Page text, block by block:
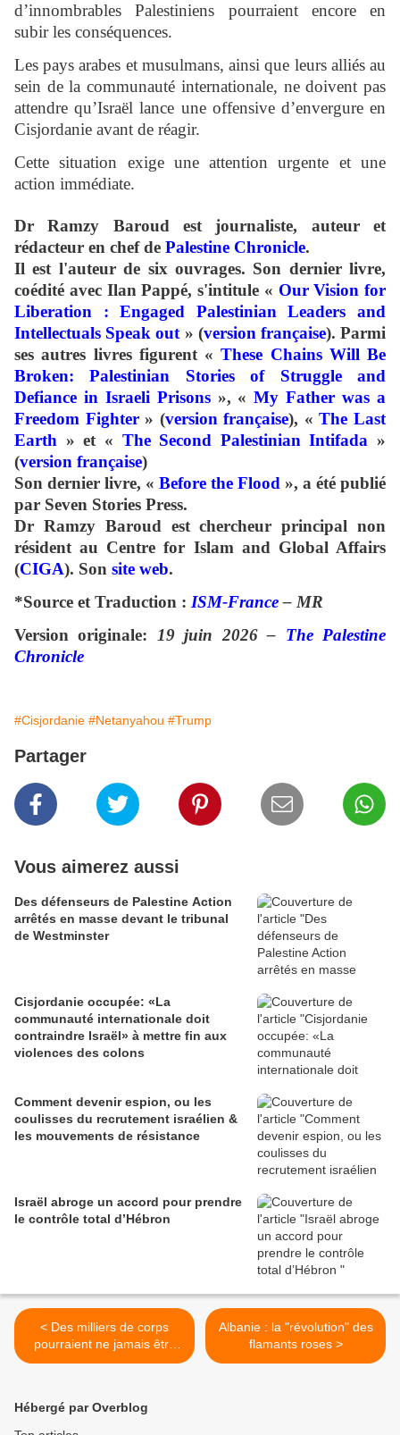
d’innombrables Palestiniens pourraient encore en
subir les conséquences.
Les pays arabes et musulmans, ainsi que leurs alliés au
sein de la communauté internationale, ne doivent pas
attendre qu’Israël lance une offensive d’envergure en
Cisjordanie avant de réagir.
Cette situation exige une attention urgente et une
action immédiate.
Dr Ramzy Baroud
est journaliste, auteur et
rédacteur en chef de Palestine Chronicle.
Il est l'auteur de six ouvrages. Son dernier livre,
coédité avec Ilan Pappé, s'intitule « Our Vision for
Liberation : Engaged Palestinian Leaders and
Intellectuals Speak out » (version française).Parmi
ses autres livres figurent «These Chains Will Be
Broken: Palestinian Stories of Struggle and
Defiance in Israeli Prisons», «My Father was a
Freedom Fighter» (version française), «The Last
Earth » et « The Second Palestinian Intifada »
(version française)
Son dernier livre, « Before the Flood », a été publié
par Seven Stories Press.
Dr Ramzy Baroud est chercheur principal non
résident au Centre for Islam and Global Affairs
(CIGA). Son site web.
*Source et Traduction : ISM-France– MR
Version originale: 19 juin 2026 – The Palestine
Chronicle
#Cisjordanie #Netanyahou #Trump
Partager
Vous aimerez aussi
Des défenseurs de Palestine Action
arrêtés en masse devant le tribunal
de Westminster
Cisjordanie occupée: «La
communauté internationale doit
contraindre Israël» à mettre fin aux
violences des colons
Comment devenir espion, ou les
coulisses du recrutement israélien &
les mouvements de résistance
Israël abroge un accord pour prendre
le contrôle total d’Hébron
< Des milliers de corps
pourraient ne jamais être
identifiés à Gaza, alerte la
Albanie : la "révolution" des
flamants roses >
Hébergé par Overblog